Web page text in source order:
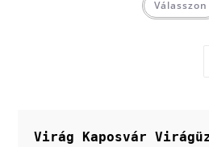
Válasszon
Virág Kaposvár